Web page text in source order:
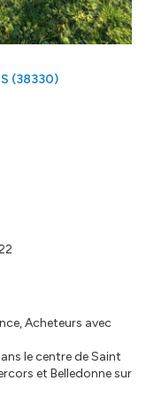
(38330)
Acheteurs avec
le centre de Saint
et Belledonne sur